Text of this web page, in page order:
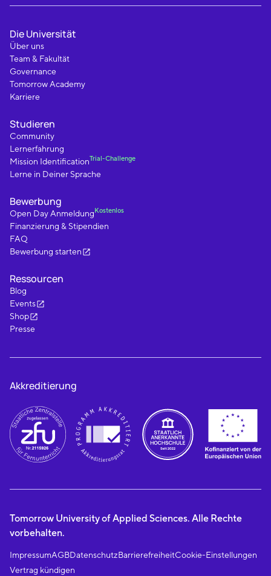
Die Universität
Über uns
Team & Fakultät
Governance
Tomorrow Academy
Karriere
Studieren
Community
Lernerfahrung
Mission IdentificationTrial-Challenge
Lerne in Deiner Sprache
Bewerbung
Open Day AnmeldungKostenlos
Finanzierung & Stipendien
FAQ
Bewerbung starten
Ressourcen
Blog
Events
Shop
Presse
Akkreditierung
Tomorrow University of Applied Sciences. Alle Rechte
vorbehalten.
ImpressumAGBDatenschutzBarrierefreiheitCookie-Einstellungen
Vertrag kündigen